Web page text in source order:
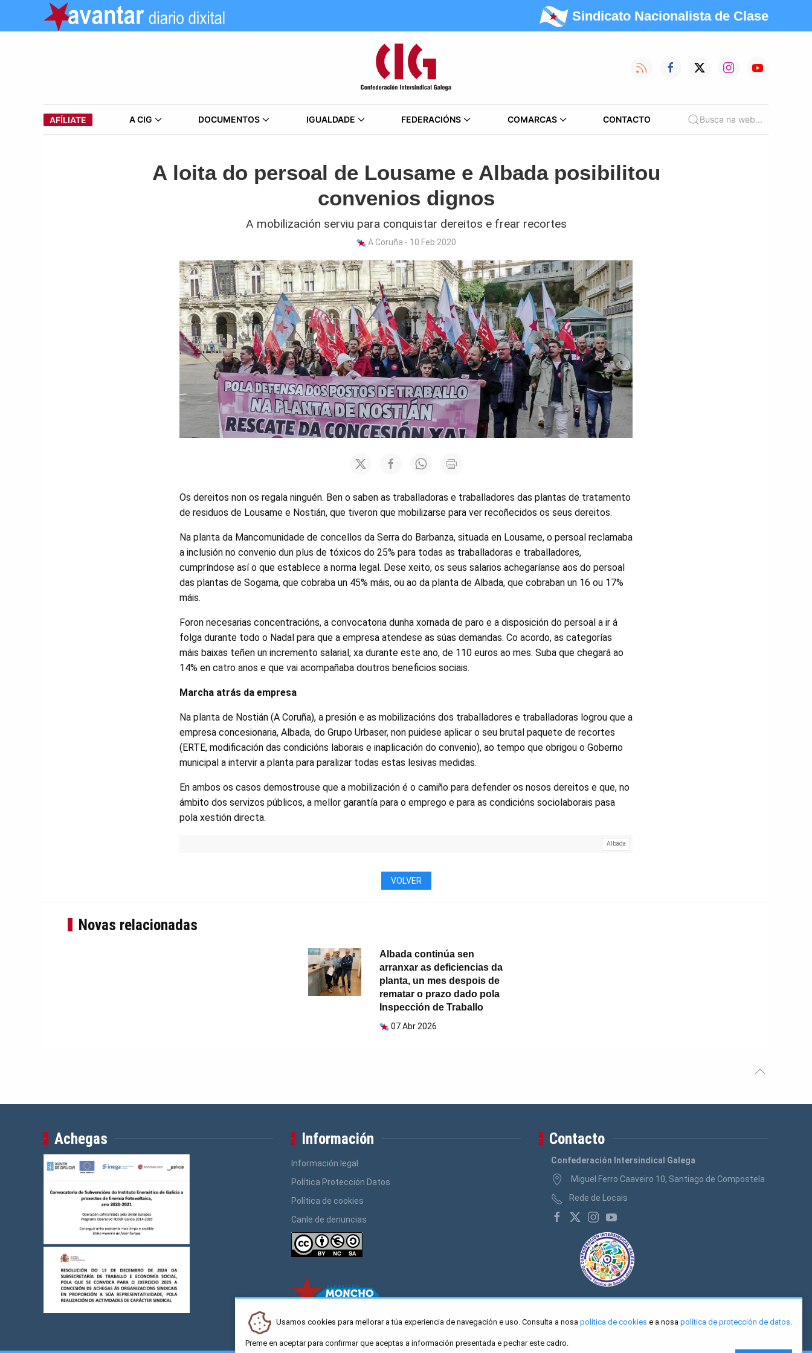
Sindicato Nacionalista de Clase
AFÍLIATE A CIG DOCUMENTOS IGUALDADE FEDERACIÓNS COMARCAS CONTACTO Busca na web...
A loita do persoal de Lousame e Albada posibilitou
convenios dignos
A mobilización serviu para conquistar dereitos e frear recortes
A Coruña - 10 Feb 2020
Os dereitos non os regala ninguén. Ben o saben as traballadoras e traballadores das plantas de tratamento
de residuos de Lousame e Nostián, que tiveron que mobilizarse para ver recoñecidos os seus dereitos.
Na planta da Mancomunidade de concellos da Serra do Barbanza, situada en Lousame, o persoal reclamaba
a inclusión no convenio dun plus de tóxicos do 25% para todas as traballadoras e traballadores,
cumpríndose así o que establece a norma legal. Dese xeito, os seus salarios achegaríanse aos do persoal
das plantas de Sogama, que cobraba un 45% máis, ou ao da planta de Albada, que cobraban un 16 ou 17%
máis.
Foron necesarias concentracións, a convocatoria dunha xornada de paro e a disposición do persoal a ir á
folga durante todo o Nadal para que a empresa atendese as súas demandas. Co acordo, as categorías
máis baixas teñen un incremento salarial, xa durante este ano, de 110 euros ao mes. Suba que chegará ao
14% en catro anos e que vai acompañaba doutros beneficios sociais.
Marcha atrás da empresa
Na planta de Nostián (A Coruña), a presión e as mobilizacións dos traballadores e traballadoras logrou que a
empresa concesionaria, Albada, do Grupo Urbaser, non puidese aplicar o seu brutal paquete de recortes
(ERTE, modificación das condicións laborais e inaplicación do convenio), ao tempo que obrigou o Goberno
municipal a intervir a planta para paralizar todas estas lesivas medidas.
En ambos os casos demostrouse que a mobilización é o camiño para defender os nosos dereitos e que, no
ámbito dos servizos públicos, a mellor garantía para o emprego e para as condicións sociolaborais pasa
pola xestión directa.
Albada
VOLVER
Novas relacionadas
Albada continúa sen
arranxar as deficiencias da
planta, un mes despois de
rematar o prazo dado pola
Inspección de Traballo
07 Abr 2026
Achegas Información
Información legal
Política Protección Datos
Política de cookies
Canle de denuncias
Contacto
Confederación Intersindical Galega
Miguel Ferro Caaveiro 10, Santiago de Compostela
Rede de Locais
Usamos cookies para mellorar a túa experiencia de navegación e uso. Consulta a nosa política de cookies e a nosa política de protección de datos.
Preme en aceptar para confirmar que aceptas a información presentada e pechar este cadro.